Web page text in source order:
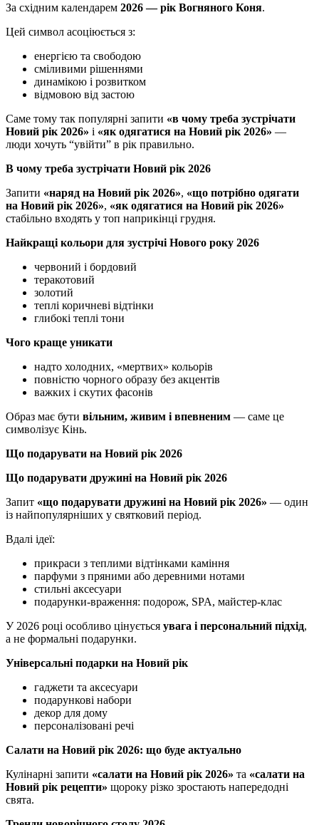
За східним календарем 2026 — рік Вогняного Коня.
Цей символ асоціюється з:
енергією та свободою
сміливими рішеннями
динамікою і розвитком
відмовою від застою
Саме тому так популярні запити «в чому треба зустрічати
Новий рік 2026» і «як одягатися на Новий рік 2026» —
люди хочуть “увійти” в рік правильно.
В чому треба зустрічати Новий рік 2026
Запити «наряд на Новий рік 2026», «що потрібно одягати
на Новий рік 2026», «як одягатися на Новий рік 2026»
стабільно входять у топ наприкінці грудня.
Найкращі кольори для зустрічі Нового року 2026
червоний і бордовий
теракотовий
золотий
теплі коричневі відтінки
глибокі теплі тони
Чого краще уникати
надто холодних, «мертвих» кольорів
повністю чорного образу без акцентів
важких і скутих фасонів
Образ має бути вільним, живим і впевненим — саме це
символізує Кінь.
Що подарувати на Новий рік 2026
Що подарувати дружині на Новий рік 2026
Запит «що подарувати дружині на Новий рік 2026» — один
із найпопулярніших у святковий період.
Вдалі ідеї:
прикраси з теплими відтінками каміння
парфуми з пряними або деревними нотами
стильні аксесуари
подарунки-враження: подорож, SPA, майстер-клас
У 2026 році особливо цінується увага і персональний підхід,
а не формальні подарунки.
Універсальні подарки на Новий рік
гаджети та аксесуари
подарункові набори
декор для дому
персоналізовані речі
Салати на Новий рік 2026: що буде актуально
Кулінарні запити «салати на Новий рік 2026» та «салати на
Новий рік рецепти» щороку різко зростають напередодні
свята.